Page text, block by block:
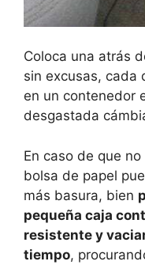
Coloca una atrás
sin excusas, cada
en un contenedor
desgastada
En caso de que
bolsa de papel
más basura, bien
pequeña caja
resistente y
tiempo,